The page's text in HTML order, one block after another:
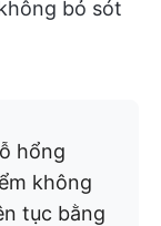
bỏ sót
hổng
không
tục bằng